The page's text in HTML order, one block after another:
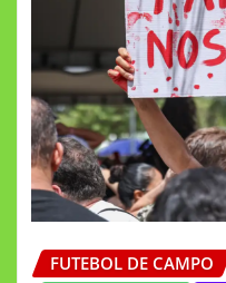
FUTEBOL DE CAMPO